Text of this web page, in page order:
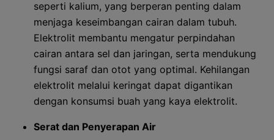
seperti kalium, yang berperan penting dalam
menjaga keseimbangan cairan dalam tubuh.
Elektrolit membantu mengatur perpindahan
cairan antara sel dan jaringan, serta mendukung
fungsi saraf dan otot yang optimal. Kehilangan
elektrolit melalui keringat dapat digantikan
dengan konsumsi buah yang kaya elektrolit.
Serat dan Penyerapan Air